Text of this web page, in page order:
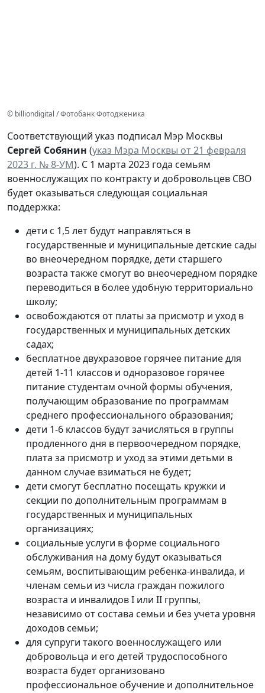
© billiondigital / Фотобанк Фотодженика
Соответствующий указ подписал Мэр Москвы
Сергей Собянин (указ Мэра Москвы от 21 февраля
2023 г. № 8-УМ). С 1 марта 2023 года семьям
военнослужащих по контракту и добровольцев СВО
будет оказываться следующая социальная
поддержка:
дети с 1,5 лет будут направляться в
государственные и муниципальные детские сады
во внеочередном порядке, дети старшего
возраста также смогут во внеочередном порядке
переводиться в более удобную территориально
школу;
освобождаются от платы за присмотр и уход в
государственных и муниципальных детских
садах;
бесплатное двухразовое горячее питание для
детей 1-11 классов и одноразовое горячее
питание студентам очной формы обучения,
получающим образование по программам
среднего профессионального образования;
дети 1-6 классов будут зачисляться в группы
продленного дня в первоочередном порядке,
плата за присмотр и уход за этими детьми в
данном случае взиматься не будет;
дети смогут бесплатно посещать кружки и
секции по дополнительным программам в
государственных и муниципальных
организациях;
социальные услуги в форме социального
обслуживания на дому будут оказываться
семьям, воспитывающим ребенка-инвалида, и
членам семьи из числа граждан пожилого
возраста и инвалидов I или II группы,
независимо от состава семьи и без учета уровня
доходов семьи;
для супруги такого военнослужащего или
добровольца и его детей трудоспособного
возраста будет организовано
профессиональное обучение и дополнительное